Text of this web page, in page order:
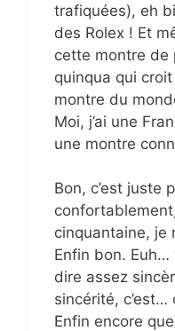
trafiquées), eh
des Rolex ! Et
cette montre de
quinqua qui
montre du
Moi, j’ai une
une montre
Bon, c’est juste
cinquantaine, je
Enfin bon. Euh…
dire assez
sincérité, c’est…
Enfin encore